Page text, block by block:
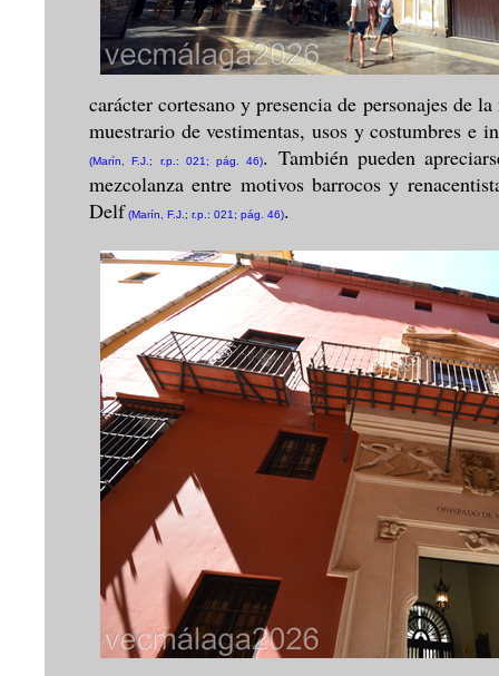
carácter cortesano y presencia de personajes de
muestrario de vestimentas, usos y costumbres e
(Marín, F.J.; r.p.: 021; pág. 46). También pueden
mezcolanza entre motivos barrocos y
Delf (Marín, F.J.; r.p.: 021; pág. 46).